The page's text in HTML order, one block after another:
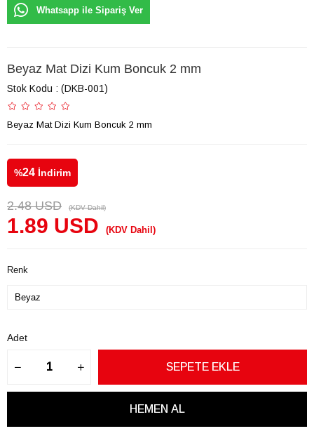
Whatsapp ile Sipariş Ver
Beyaz Mat Dizi Kum Boncuk 2 mm
Stok Kodu (DKB-001)
Beyaz Mat Dizi Kum Boncuk 2 mm
%24 İndirim
2.48 USD (KDV Dahil)
1.89 USD (KDV Dahil)
Renk
Adet